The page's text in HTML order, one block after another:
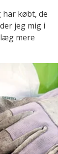
har købt, de
jeg mig i
mere